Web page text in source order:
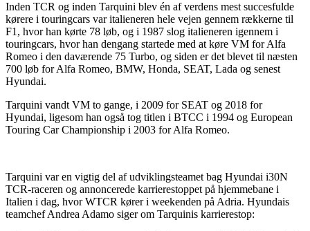
Inden TCR og inden Tarquini blev én af verdens mest succesfulde
kørere i touringcars var italieneren hele vejen gennem rækkerne til
F1, hvor han kørte 78 løb, og i 1987 slog italieneren igennem i
touringcars, hvor han dengang startede med at køre VM for Alfa
Romeo i den daværende 75 Turbo, og siden er det blevet til næsten
700 løb for Alfa Romeo, BMW, Honda, SEAT, Lada og senest
Hyundai.
Tarquini vandt VM to gange, i 2009 for SEAT og 2018 for
Hyundai, ligesom han også tog titlen i BTCC i 1994 og European
Touring Car Championship i 2003 for Alfa Romeo.
Tarquini var en vigtig del af udviklingsteamet bag Hyundai i30N
TCR-raceren og annoncerede karrierestoppet på hjemmebane i
Italien i dag, hvor WTCR kører i weekenden på Adria. Hyundais
teamchef Andrea Adamo siger om Tarquinis karrierestop: